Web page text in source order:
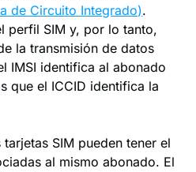
de Circuito Integrado).
perfil SIM y, por lo tanto,
la transmisión de datos
IMSI identifica al abonado
que el ICCID identifica la
SIM pueden tener el
al mismo abonado. El